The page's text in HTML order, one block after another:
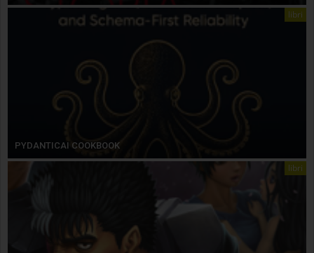
libri
PYDANTICAI COOKBOOK
libri